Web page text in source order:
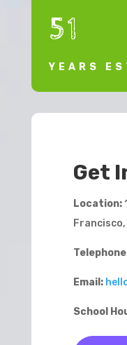
51
YEARS
Get
Location:
Francisco,
Email:
School